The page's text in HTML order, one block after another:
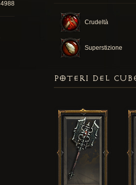
Crudeltà
Superstizione
POTERI DEL